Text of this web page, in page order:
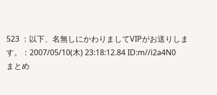
523 ：以下、名無しにかわりましてVIPがお送りしま
す。：2007/05/10(木) 23:18:12.84 ID:m//i2a4N0
まとめ